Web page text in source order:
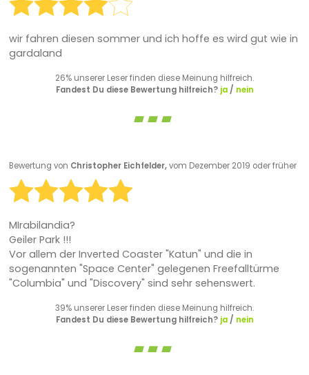
wir fahren diesen sommer und ich hoffe es wird gut wie in
gardaland
26% unserer Leser finden diese Meinung hilfreich.
Fandest Du diese Bewertung hilfreich? ja/ nein
Bewertung von Christopher Eichfelder,vom Dezember 2019 oder früher
MIrabilandia?
Geiler Park !!!
Vor allem der Inverted Coaster "Katun" und die in
sogenannten "Space Center" gelegenen Freefalltürme
"Columbia" und "Discovery" sind sehr sehenswert.
39% unserer Leser finden diese Meinung hilfreich.
Fandest Du diese Bewertung hilfreich? ja/ nein